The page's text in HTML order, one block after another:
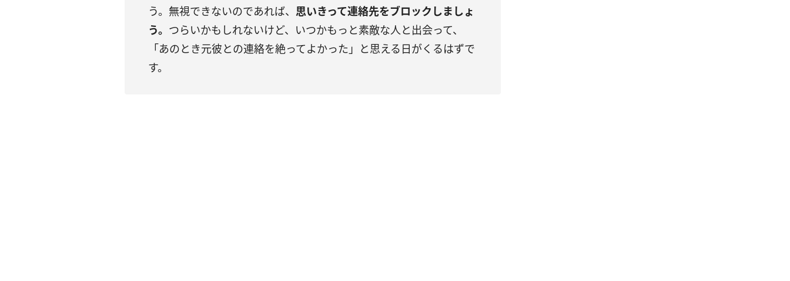
う。無視できないのであれば、 思いきって連絡先をブロックしましょ
う。 つらいかもしれないけど、いつかもっと素敵な人と出会って、
「あのとき元彼との連絡を絶ってよかった」と思える日がくるはずで
す。